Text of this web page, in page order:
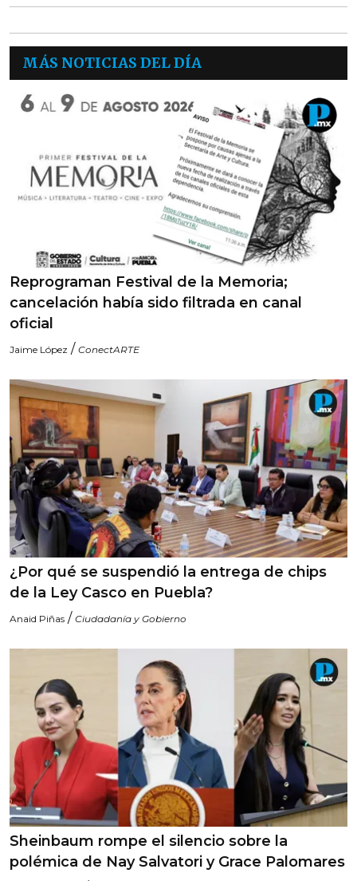
MÁS NOTICIAS DEL DÍA
Reprograman Festival de la Memoria;
cancelación había sido filtrada en canal
oficial
Jaime López / ConectARTE
¿Por qué se suspendió la entrega de chips
de la Ley Casco en Puebla?
Anaid Piñas / Ciudadanía y Gobierno
Sheinbaum rompe el silencio sobre la
polémica de Nay Salvatori y Grace Palomares